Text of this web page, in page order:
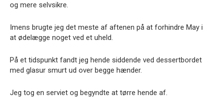
og mere selvsikre.
Imens brugte jeg det meste af aftenen på at forhindre May i
at ødelægge noget ved et uheld.
På et tidspunkt fandt jeg hende siddende ved dessertbordet
med glasur smurt ud over begge hænder.
Jeg tog en serviet og begyndte at tørre hende af.